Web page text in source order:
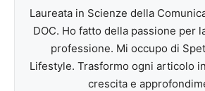
Laureata in Scienze della
DOC. Ho fatto della passione per
professione. Mi occupo di
Lifestyle. Trasformo ogni articolo
crescita e